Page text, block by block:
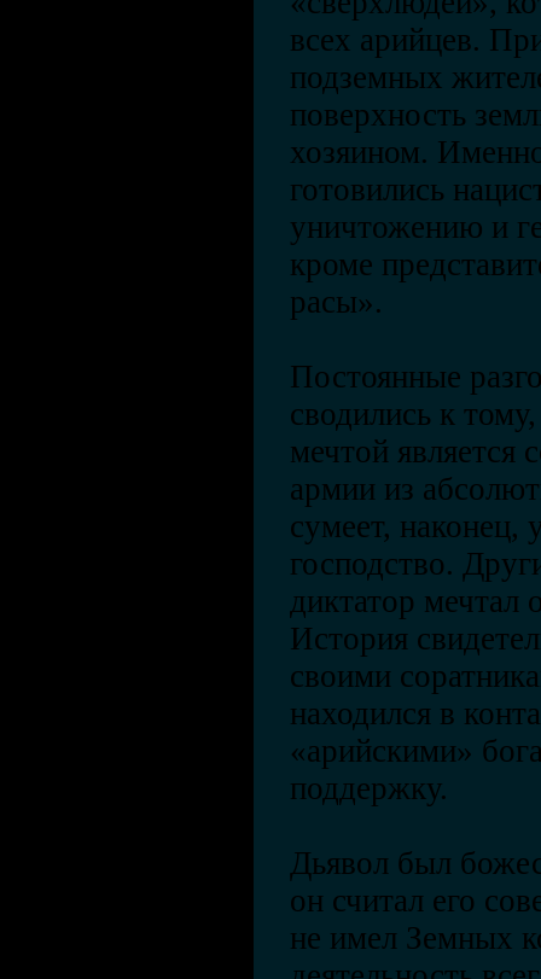
всех арийцев.
подземных
поверхность
хозяином.
готовились
уничтожению и
кроме
расы».
Постоянные
сводились к
мечтой является
армии из
сумеет, наконец,
господство.
диктатор мечтал
История
своими
находился в
«арийскими»
поддержку.
Дьявол был
он считал его
не имел Земных